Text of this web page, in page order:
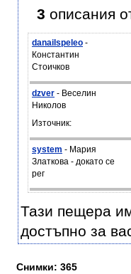
3 описания
danailspeleo -
Константин
Стоичков
dzver - Веселин
Николов
Източник:
system - Мария
Златкова - докато се
рег
Тази пещера
достъпно за
Снимки: 365